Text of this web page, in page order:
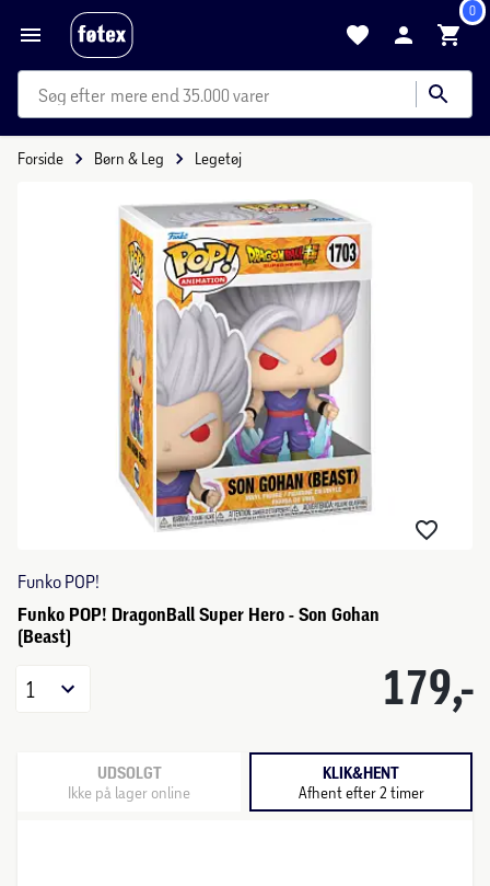
0
mere end 35.000 varer
Forside Børn & Leg Legetøj
Funko POP!
Funko POP! DragonBall Super Hero - Son Gohan
(Beast)
179,-
1
UDSOLGT
Ikke på lager online
KLIK&HENT
Afhent efter 2 timer